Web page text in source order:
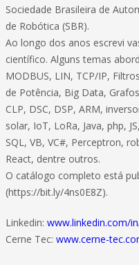
Sociedade Brasileira de
de Robótica (SBR).
Ao longo dos anos escrevi
científico. Alguns temas
MODBUS, LIN, TCP/IP,
de Potência, Big Data,
CLP, DSC, DSP, ARM,
solar, IoT, LoRa, Java, php,
SQL, VB, VC#, Perceptron,
React, dentre outros.
O catálogo completo está
(https://bit.ly/4ns0E8Z).
Linkedin: www.linkedin.com/
Cerne Tec: www.cerne-